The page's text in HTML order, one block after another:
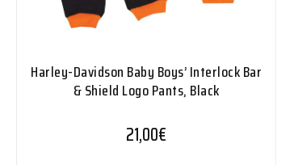
Harley-Davidson Baby Boys’ Interlock Bar
& Shield Logo Pants, Black
21,00€